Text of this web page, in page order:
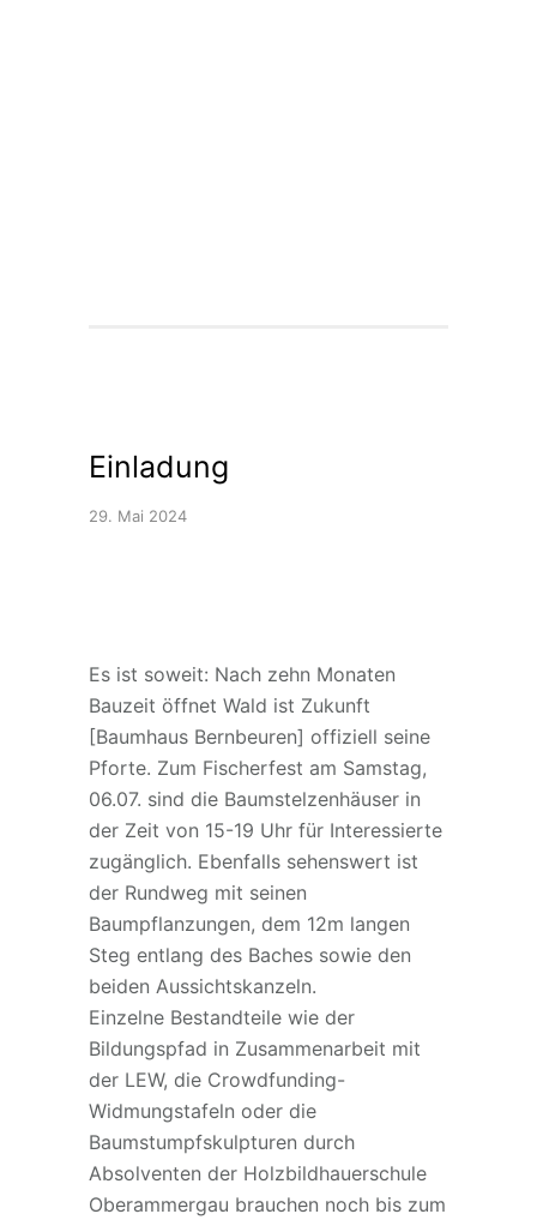
Einladung
29. Mai 2024
Es ist soweit: Nach zehn Monaten
Bauzeit öffnet Wald ist Zukunft
[Baumhaus Bernbeuren] offiziell seine
Pforte. Zum Fischerfest am Samstag,
06.07. sind die Baumstelzenhäuser in
der Zeit von 15-19 Uhr für Interessierte
zugänglich. Ebenfalls sehenswert ist
der Rundweg mit seinen
Baumpflanzungen, dem 12m langen
Steg entlang des Baches sowie den
beiden Aussichtskanzeln.
Einzelne Bestandteile wie der
Bildungspfad in Zusammenarbeit mit
der LEW, die Crowdfunding-
Widmungstafeln oder die
Baumstumpfskulpturen durch
Absolventen der Holzbildhauerschule
Oberammergau brauchen noch bis zum